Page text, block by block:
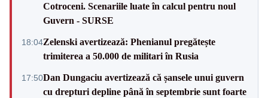
Cotroceni. Scenariile luate în calcul pentru noul
Guvern - SURSE
18:04Zelenski avertizează: Phenianul pregătește
trimiterea a 50.000 de militari în Rusia
17:50Dan Dungaciu avertizează că șansele unui guvern
cu drepturi depline până în septembrie sunt foarte